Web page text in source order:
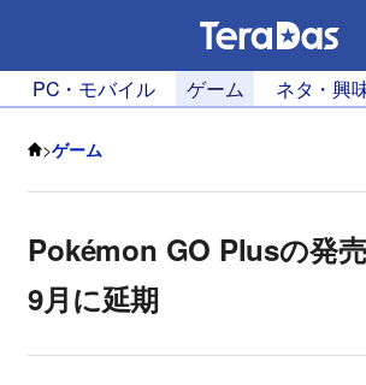
PC・モバイル ゲーム ネタ・興
>ゲーム
Pokémon GO Plusの発
9月に延期